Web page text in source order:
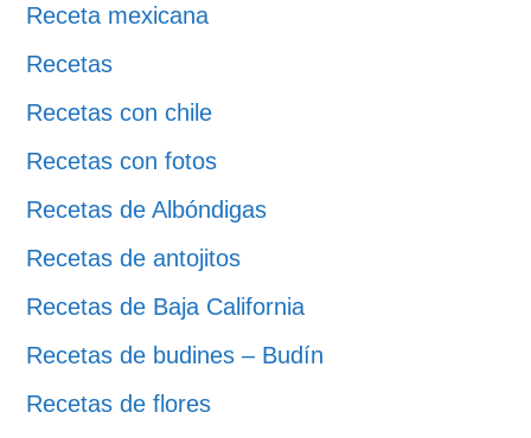
Receta mexicana
Recetas
Recetas con chile
Recetas con fotos
Recetas de Albóndigas
Recetas de antojitos
Recetas de Baja California
Recetas de budines – Budín
Recetas de flores